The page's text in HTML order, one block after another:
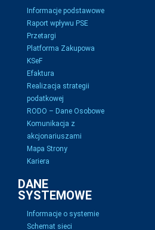
Informacje podstawowe
Raport wpływu PSE
Przetargi
Platforma Zakupowa
KSeF
Efaktura
Realizacja strategii
podatkowej
RODO – Dane Osobowe
Komunikacja z
akcjonariuszami
Mapa Strony
Kariera
DANE
SYSTEMOWE
Informacje o systemie
Schemat sieci